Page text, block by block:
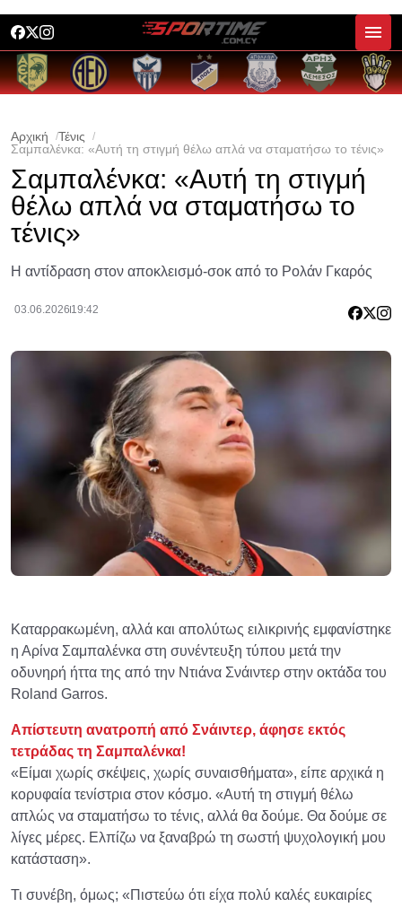
Αρχική
Τένις
Σαμπαλένκα: «Αυτή τη στιγμή θέλω απλά να σταματήσω το τένις»
Σαμπαλένκα: «Αυτή τη στιγμή
θέλω απλά να σταματήσω το
τένις»
Η αντίδραση στον αποκλεισμό-σοκ από το Ρολάν Γκαρός
03.06.2026 19:42
Καταρρακωμένη, αλλά και απολύτως ειλικρινής εμφανίστηκε
η Αρίνα Σαμπαλένκα στη συνέντευξη τύπου μετά την
οδυνηρή ήττα της από την Ντιάνα Σνάιντερ στην οκτάδα του
Roland Garros.
Απίστευτη ανατροπή από Σνάιντερ, άφησε εκτός
τετράδας τη Σαμπαλένκα!
«Είμαι χωρίς σκέψεις, χωρίς συναισθήματα», είπε αρχικά η
κορυφαία τενίστρια στον κόσμο. «Αυτή τη στιγμή θέλω
απλώς να σταματήσω το τένις, αλλά θα δούμε. Θα δούμε σε
λίγες μέρες. Ελπίζω να ξαναβρώ τη σωστή ψυχολογική μου
κατάσταση».
Τι συνέβη, όμως; «Πιστεύω ότι είχα πολύ καλές ευκαιρίες